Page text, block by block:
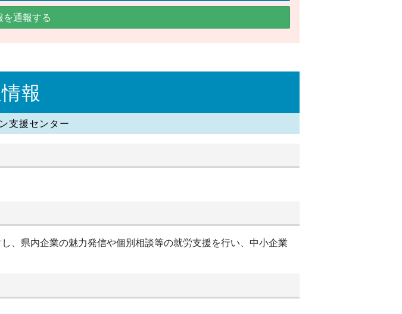
を通報する
報
支援センター
、県内企業の魅力発信や個別相談等の就労支援を行い、中小企業